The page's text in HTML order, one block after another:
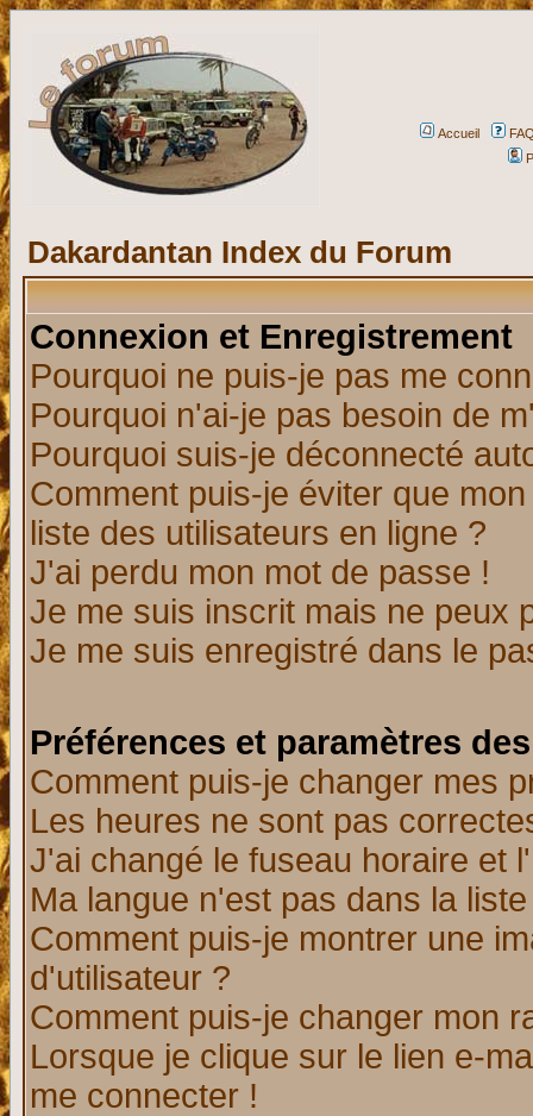
Accueil
Dakardantan Index du Forum
Connexion et Enregistrement
Pourquoi ne puis-je pas me
Pourquoi n'ai-je pas besoin de
Pourquoi suis-je déconnecté
Comment puis-je éviter que
liste des utilisateurs en ligne ?
J'ai perdu mon mot de passe !
Je me suis inscrit mais ne peux
Je me suis enregistré dans le
Préférences et paramètres
Comment puis-je changer mes
Les heures ne sont pas
J'ai changé le fuseau horaire et
Ma langue n'est pas dans la
Comment puis-je montrer une
d'utilisateur ?
Comment puis-je changer mon
Lorsque je clique sur le lien e-
me connecter !